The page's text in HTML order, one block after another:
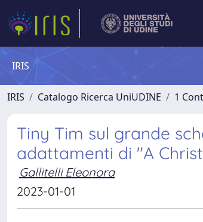
IRIS
IRIS Catalogo Ricerca UniUDINE 1
Tiny Tim sul grande
adattamenti di "A
Gallitelli Eleonora
2023-01-01